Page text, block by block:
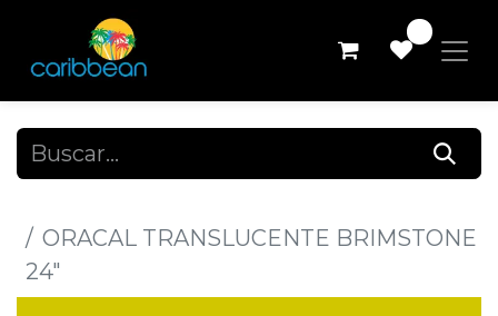
ORACAL TRANSLUCENTE BRIMSTONE
24"